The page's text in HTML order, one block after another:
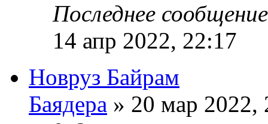
Последнее
14 апр 2022, 22:17
Новруз Байрам
Баядера » 20 мар 2022,